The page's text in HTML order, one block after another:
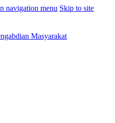
navigation menu Skip to site